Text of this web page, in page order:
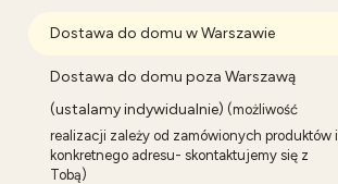
Dostawa do domu w Warszawie
Dostawa do domu poza Warszawą
(ustalamy indywidualnie) (możliwość
realizacji zależy od zamówionych produktów i
konkretnego adresu- skontaktujemy się z
Tobą)